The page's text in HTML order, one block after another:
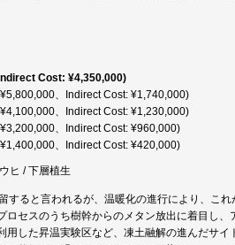
Cost: ¥4,350,000)
、Indirect Cost: ¥1,740,000)
、Indirect Cost: ¥1,230,000)
、Indirect Cost: ¥960,000)
、Indirect Cost: ¥420,000)
ヒ / 下層植生
すると言われるが、温暖化の進行により、こ
ロセスのうち樹幹からのメタン放出に着目し
した昇温実験区など、凍土融解の進んだサ